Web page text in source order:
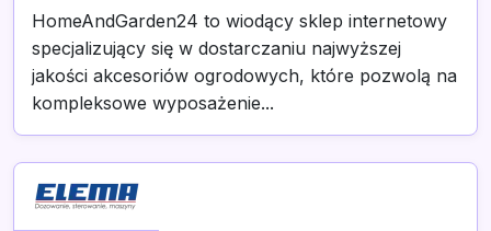
HomeAndGarden24 to wiodący sklep internetowy
specjalizujący się w dostarczaniu najwyższej
jakości akcesoriów ogrodowych, które pozwolą na
kompleksowe wyposażenie...